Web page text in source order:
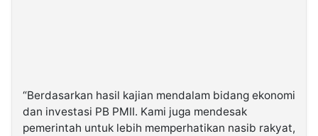
“Berdasarkan hasil kajian mendalam bidang ekonomi
dan investasi PB PMII. Kami juga mendesak
pemerintah untuk lebih memperhatikan nasib rakyat,